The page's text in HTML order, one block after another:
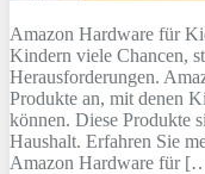
Amazon Hardware für
Kindern viele Chancen,
Herausforderungen.
Produkte an, mit denen
können. Diese Produkte
Haushalt. Erfahren Sie
Amazon Hardware für